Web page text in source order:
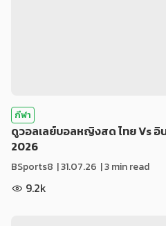
กีฬา
ดูวอลเลย์บอลหญิงสด ไทย Vs อิ
2026
BSports8 |31.07.26 | 3 min read
9.2k